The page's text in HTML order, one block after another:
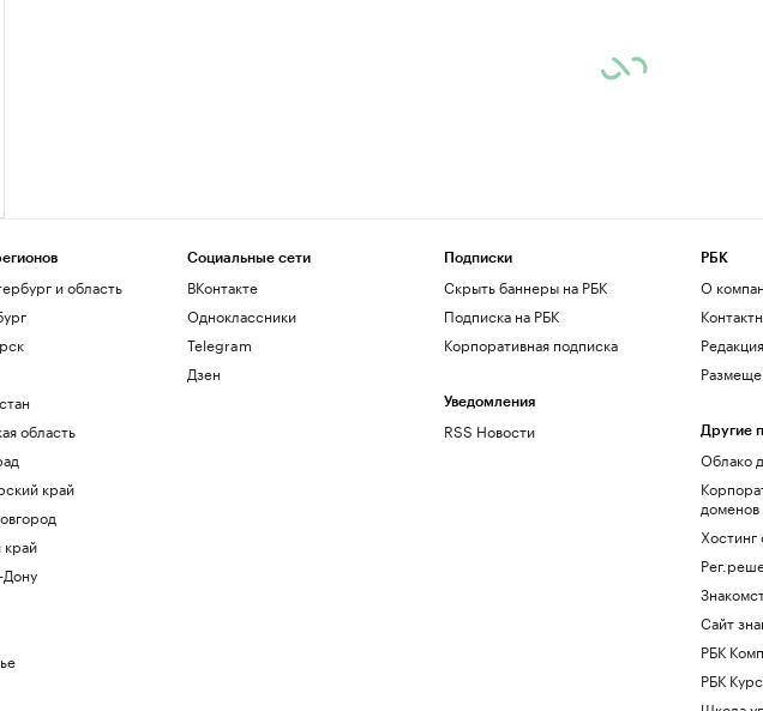
и область
область
край
Дону
Социальные сети
ВКонтакте
Одноклассники
Telegram
Дзен
Подписки
Скрыть баннеры на РБК
Подписка на РБК
Корпоративная подписка
Уведомления
RSS Новости
РБК
О
Редакция
Другие
Облако
доменов
Хостинг
Сайт
РБК
РБК